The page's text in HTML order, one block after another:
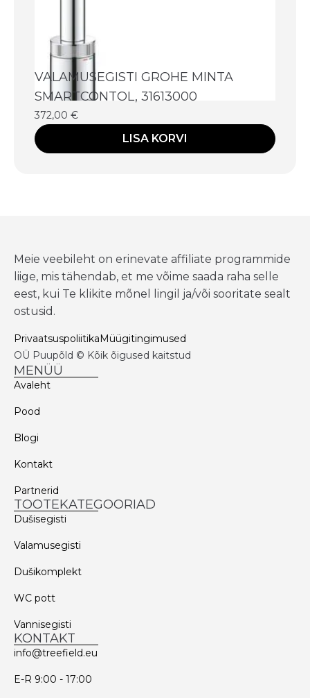
VALAMUSEGISTI GROHE MINTA
SMARTCONTOL, 31613000
372,00 €
LISA KORVI
Meie veebileht on erinevate affiliate programmide
liige, mis tähendab, et me võime saada raha selle
eest, kui Te klikite mõnel lingil ja/või sooritate sealt
ostusid.
PrivaatsuspoliitikaMüügitingimused
OÜ Puupõld © Kõik õigused kaitstud
MENÜÜ
Avaleht
Pood
Blogi
Kontakt
Partnerid
TOOTEKATEGOORIAD
Dušisegisti
Valamusegisti
Dušikomplekt
WC pott
Vannisegisti
KONTAKT
info@treefield.eu
E-R 9:00 - 17:00